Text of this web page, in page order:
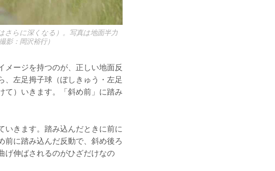
さらに深くなる）。写真は地面半力
：岡沢裕行）
メージを持つのが、正しい地面反
、左足拇子球（ぼしきゅう・左足
て）いきます。「斜め前」に踏み
いきます。踏み込んだときに前に
前に踏み込んだ反動で、斜め後ろ
げ伸ばされるのがひざだけなの